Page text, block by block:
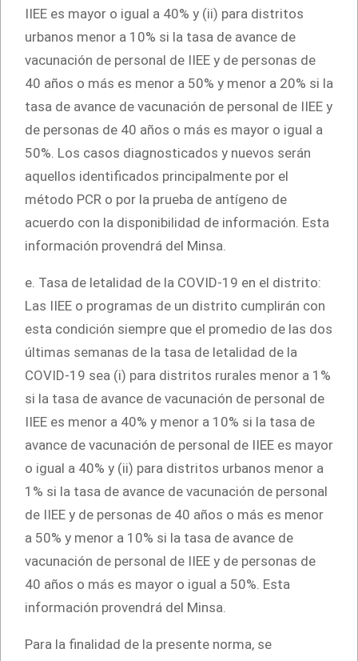
IIEE es mayor o igual a 40% y (ii) para distritos
urbanos menor a 10% si la tasa de avance de
vacunación de personal de IIEE y de personas de
40 años o más es menor a 50% y menor a 20% si la
tasa de avance de vacunación de personal de IIEE y
de personas de 40 años o más es mayor o igual a
50%. Los casos diagnosticados y nuevos serán
aquellos identificados principalmente por el
método PCR o por la prueba de antígeno de
acuerdo con la disponibilidad de información. Esta
información provendrá del Minsa.
e. Tasa de letalidad de la COVID-19 en el distrito:
Las IIEE o programas de un distrito cumplirán con
esta condición siempre que el promedio de las dos
últimas semanas de la tasa de letalidad de la
COVID-19 sea (i) para distritos rurales menor a 1%
si la tasa de avance de vacunación de personal de
IIEE es menor a 40% y menor a 10% si la tasa de
avance de vacunación de personal de IIEE es mayor
o igual a 40% y (ii) para distritos urbanos menor a
1% si la tasa de avance de vacunación de personal
de IIEE y de personas de 40 años o más es menor
a 50% y menor a 10% si la tasa de avance de
vacunación de personal de IIEE y de personas de
40 años o más es mayor o igual a 50%. Esta
información provendrá del Minsa.
Para la finalidad de la presente norma, se